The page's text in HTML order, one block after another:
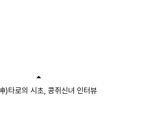
)타로의 시초, 콩쥐신녀 인터뷰